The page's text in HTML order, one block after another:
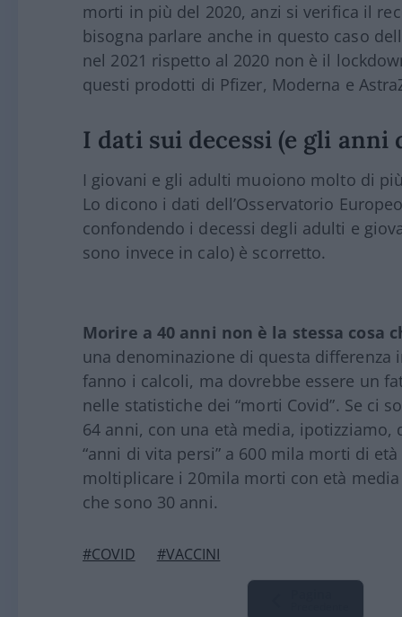
morti in più del 2020, anzi si verifica il
bisogna parlare anche in questo caso
nel 2021 rispetto al 2020 non è il
questi prodotti di Pfizer, Moderna e
I dati sui decessi (e gli anni
I giovani e gli adulti muoiono molto di
Lo dicono i dati dell’Osservatorio
confondendo i decessi degli adulti e
sono invece in calo) è scorretto.
Morire a 40 anni non è la stessa cosa
una denominazione di questa differenza
fanno i calcoli, ma dovrebbe essere un
nelle statistiche dei “morti Covid”. Se ci
64 anni, con una età media,
“anni di vita persi” a 600 mila morti di
moltiplicare i 20mila morti con età
che sono 30 anni.
#COVID #VACCINI